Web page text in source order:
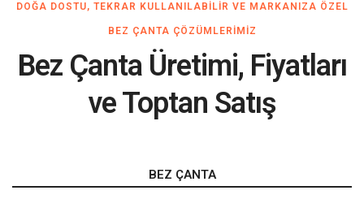
DOĞA DOSTU, TEKRAR KULLANILABILIR VE MARKANIZA ÖZEL
BEZ ÇANTA ÇÖZÜMLERIMIZ
Bez Çanta Üretimi, Fiyatları
ve Toptan Satış
BEZ ÇANTA